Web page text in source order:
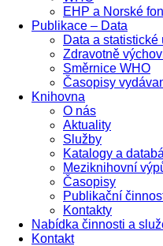
EHP a Norské
Publikace – Data
Data a statistické
Zdravotně
Směrnice WHO
Časopisy
Knihovna
O nás
Aktuality
Služby
Katalogy a
Meziknihovní
Časopisy
Publikační
Kontakty
Nabídka činnosti a
Kontakt